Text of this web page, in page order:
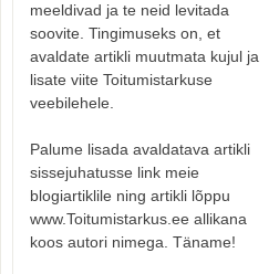
meeldivad ja te neid levitada
soovite. Tingimuseks on, et
avaldate artikli muutmata kujul ja
lisate viite Toitumistarkuse
veebilehele.
Palume lisada avaldatava artikli
sissejuhatusse link meie
blogiartiklile ning artikli lõppu
www.Toitumistarkus.ee allikana
koos autori nimega. Täname!